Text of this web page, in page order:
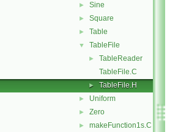
► Sine
► Square
► Table
▼ TableFile
►
TableReader
TableFile.C
► TableFile.H
► Uniform
► Zero
► makeFunction1s.C